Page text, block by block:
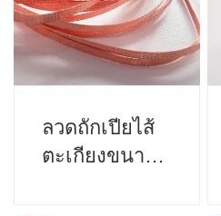
ลวดถักเปียไส้
ตะเกียงขนาด